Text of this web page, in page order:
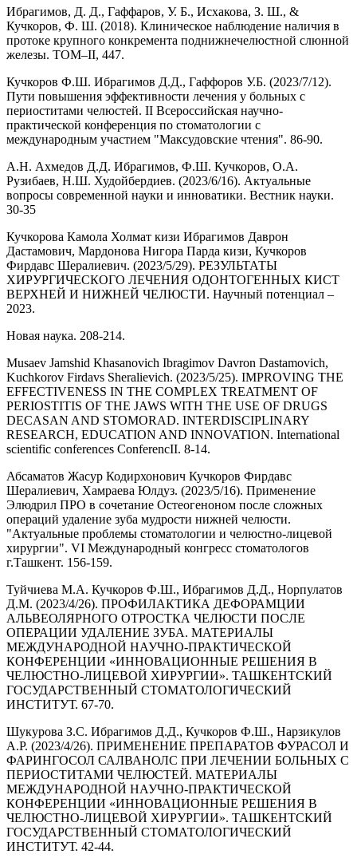
Ибрагимов, Д. Д., Гаффаров, У. Б., Исхакова, З. Ш., &
Кучкоров, Ф. Ш. (2018). Клиническое наблюдение наличия в
протоке крупного конкремента поднижнечелюстной слюнной
железы. ТОМ–II, 447.
Кучкоров Ф.Ш. Ибрагимов Д.Д., Гаффоров У.Б. (2023/7/12).
Пути повышения эффективности лечения у больных с
периоститами челюстей. II Всероссийская научно-
практической конференция по стоматологии с
международным участием "Максудовские чтения". 86-90.
А.Н. Ахмедов Д.Д. Ибрагимов, Ф.Ш. Кучкоров, О.А.
Рузибаев, Н.Ш. Худойбердиев. (2023/6/16). Актуальные
вопросы современной науки и инноватики. Вестник науки.
30-35
Кучкорова Камола Холмат кизи Ибрагимов Даврон
Дастамович, Мардонова Нигора Парда кизи, Кучкоров
Фирдавс Шералиевич. (2023/5/29). РЕЗУЛЬТАТЫ
ХИРУРГИЧЕСКОГО ЛЕЧЕНИЯ ОДОНТОГЕННЫХ КИСТ
ВЕРХНЕЙ И НИЖНЕЙ ЧЕЛЮСТИ. Научный потенциал –
2023.
Новая наука. 208-214.
Musaev Jamshid Khasanovich Ibragimov Davron Dastamovich,
Kuchkorov Firdavs Sheralievich. (2023/5/25). IMPROVING THE
EFFECTIVENESS IN THE COMPLEX TREATMENT OF
PERIOSTITIS OF THE JAWS WITH THE USE OF DRUGS
DECASAN AND STOMORAD. INTERDISCIPLINARY
RESEARCH, EDUCATION AND INNOVATION. International
scientific conferences ConferencII. 8-14.
Абсаматов Жасур Кодирхонович Кучкоров Фирдавс
Шералиевич, Хамраева Юлдуз. (2023/5/16). Применение
Элюдрил ПРО в сочетание Остеогеноном после сложных
операций удаление зуба мудрости нижней челюсти.
"Актуальные проблемы стоматологии и челюстно-лицевой
хирургии". VI Международный конгресс стоматологов
г.Ташкент. 156-159.
Туйчиева М.А. Кучкоров Ф.Ш., Ибрагимов Д.Д., Норпулатов
Д.М. (2023/4/26). ПРОФИЛАКТИКА ДЕФОРАМЦИИ
АЛЬВЕОЛЯРНОГО ОТРОСТКА ЧЕЛЮСТИ ПОСЛЕ
ОПЕРАЦИИ УДАЛЕНИЕ ЗУБА. МАТЕРИАЛЫ
МЕЖДУНАРОДНОЙ НАУЧНО-ПРАКТИЧЕСКОЙ
КОНФЕРЕНЦИИ «ИННОВАЦИОННЫЕ РЕШЕНИЯ В
ЧЕЛЮСТНО-ЛИЦЕВОЙ ХИРУРГИИ». ТАШКЕНТСКИЙ
ГОСУДАРСТВЕННЫЙ СТОМАТОЛОГИЧЕСКИЙ
ИНСТИТУТ. 67-70.
Шукурова З.С. Ибрагимов Д.Д., Кучкоров Ф.Ш., Нарзикулов
А.Р. (2023/4/26). ПРИМЕНЕНИЕ ПРЕПАРАТОВ ФУРАСОЛ И
ФАРИНГОСОЛ САЛВАНОЛС ПРИ ЛЕЧЕНИИ БОЛЬНЫХ С
ПЕРИОСТИТАМИ ЧЕЛЮСТЕЙ. МАТЕРИАЛЫ
МЕЖДУНАРОДНОЙ НАУЧНО-ПРАКТИЧЕСКОЙ
КОНФЕРЕНЦИИ «ИННОВАЦИОННЫЕ РЕШЕНИЯ В
ЧЕЛЮСТНО-ЛИЦЕВОЙ ХИРУРГИИ». ТАШКЕНТСКИЙ
ГОСУДАРСТВЕННЫЙ СТОМАТОЛОГИЧЕСКИЙ
ИНСТИТУТ. 42-44.